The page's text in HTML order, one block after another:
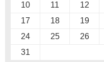
10
11 12
17
18 19
24
25 26
31